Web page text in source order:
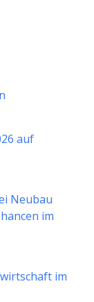
auf
Neubau
im
im